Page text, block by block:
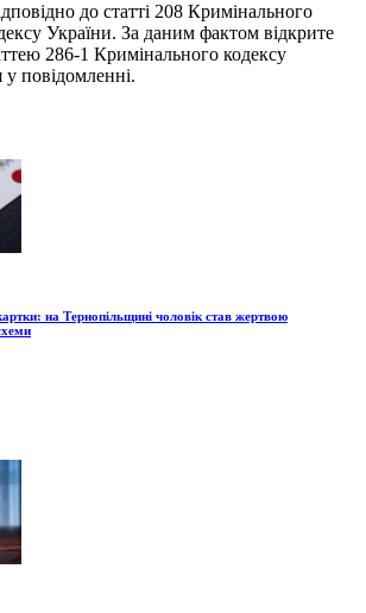
до статті 208 Кримінального
України. За даним фактом відкрите
286-1 Кримінального кодексу
у повідомленні.
на Тернопільщині чоловік став жертвою